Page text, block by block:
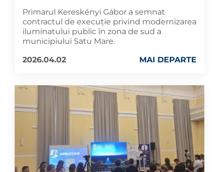
Primarul Kereskényi Gábor a semnat
contractul de execuție privind modernizarea
iluminatului public în zona de sud a
municipiului Satu Mare.
2026.04.02
MAI DEPARTE